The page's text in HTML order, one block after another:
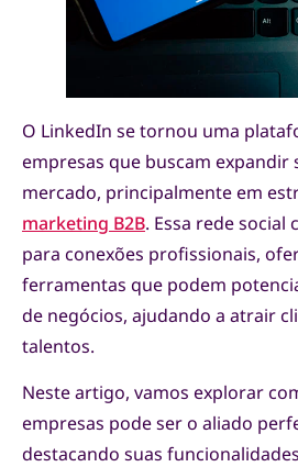
O LinkedIn se tornou uma
empresas que buscam expandir
mercado, principalmente em
marketing B2B. Essa rede
para conexões profissionais,
ferramentas que podem
de negócios, ajudando a atrair
talentos.
Neste artigo, vamos explorar
empresas pode ser o aliado
destacando suas